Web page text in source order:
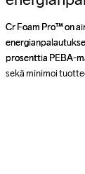
Cr Foam Pro™ on
prosenttia PEBA-
sekä minimoi
Cr Foam Pro™ on
prosenttia PEBA-
sekä minimoi